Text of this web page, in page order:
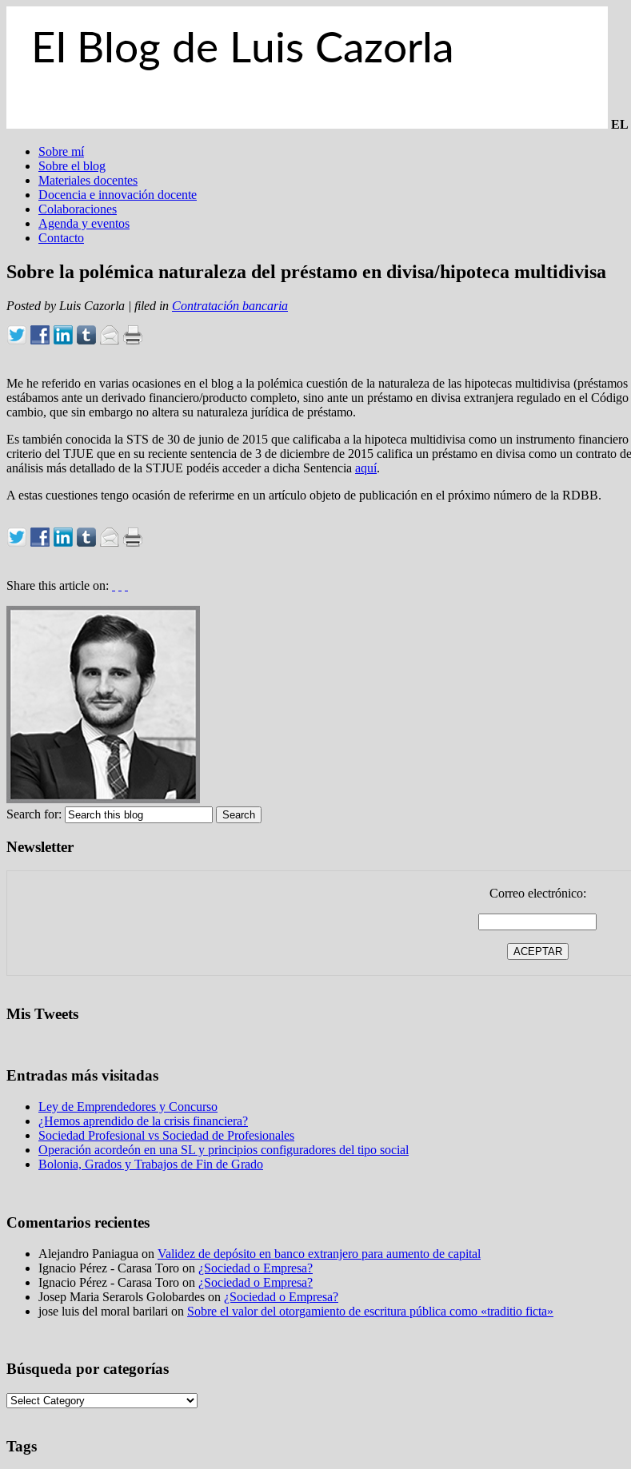
EL
Sobre mí
Sobre el blog
Materiales docentes
Docencia e innovación docente
Colaboraciones
Agenda y eventos
Contacto
Sobre la polémica naturaleza del préstamo en divisa/hipoteca multidivisa
Posted by Luis Cazorla | filed in Contratación bancaria
Me he referido en varias ocasiones en el blog a la polémica cuestión de la naturaleza de las hipotecas multidivisa
estábamos ante un derivado financiero/producto completo, sino ante un préstamo en divisa extranjera regulado en el
cambio, que sin embargo no altera su naturaleza jurídica de préstamo.
Es también conocida la STS de 30 de junio de 2015 que calificaba a la hipoteca multidivisa como un instrumento
criterio del TJUE que en su reciente sentencia de 3 de diciembre de 2015 califica un préstamo en divisa como un
análisis más detallado de la STJUE podéis acceder a dicha Sentencia aquí.
A estas cuestiones tengo ocasión de referirme en un artículo objeto de publicación en el próximo número de la RDBB.
Share this article on:
Search for:
Newsletter
Correo electrónico:
Mis Tweets
Entradas más visitadas
Ley de Emprendedores y Concurso
¿Hemos aprendido de la crisis financiera?
Sociedad Profesional vs Sociedad de Profesionales
Operación acordeón en una SL y principios configuradores del tipo social
Bolonia, Grados y Trabajos de Fin de Grado
Comentarios recientes
Alejandro Paniagua on Validez de depósito en banco extranjero para aumento de capital
Ignacio Pérez - Carasa Toro on ¿Sociedad o Empresa?
Ignacio Pérez - Carasa Toro on ¿Sociedad o Empresa?
Josep Maria Serarols Golobardes on ¿Sociedad o Empresa?
jose luis del moral barilari on Sobre el valor del otorgamiento de escritura pública como «traditio ficta»
Búsqueda por categorías
Tags